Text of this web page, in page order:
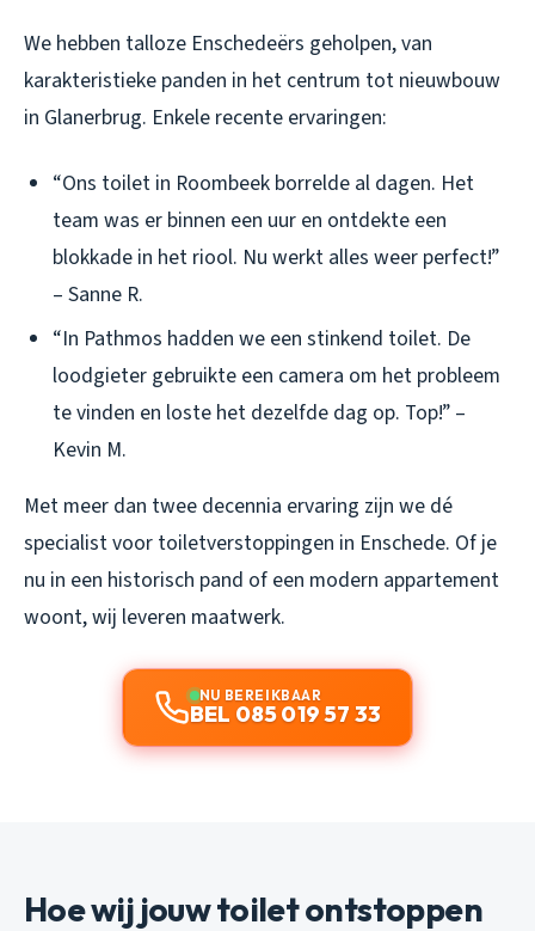
We hebben talloze Enschedeërs geholpen, van
karakteristieke panden in het centrum tot nieuwbouw
in Glanerbrug. Enkele recente ervaringen:
“Ons toilet in Roombeek borrelde al dagen. Het
team was er binnen een uur en ontdekte een
blokkade in het riool. Nu werkt alles weer perfect!”
– Sanne R.
“In Pathmos hadden we een stinkend toilet. De
loodgieter gebruikte een camera om het probleem
te vinden en loste het dezelfde dag op. Top!” –
Kevin M.
Met meer dan twee decennia ervaring zijn we dé
specialist voor toiletverstoppingen in Enschede. Of je
nu in een historisch pand of een modern appartement
woont, wij leveren maatwerk.
NU BEREIKBAAR
BEL 085 019 57 33
Hoe wij jouw toilet ontstoppen